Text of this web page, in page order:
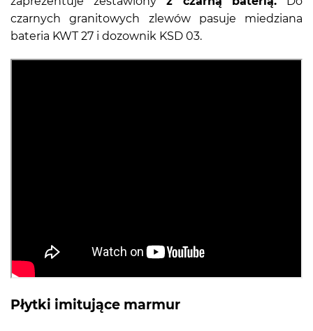
czarnych granitowych zlewów pasuje miedziana
bateria KWT 27 i dozownik KSD 03.
Płytki imitujące marmur